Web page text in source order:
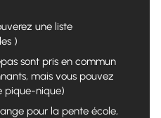
une liste
)
sont pris en commun
mais vous pouvez
pique-nique)
pour la pente école,